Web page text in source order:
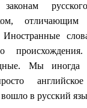
отличающим
Мы иногда
в русский